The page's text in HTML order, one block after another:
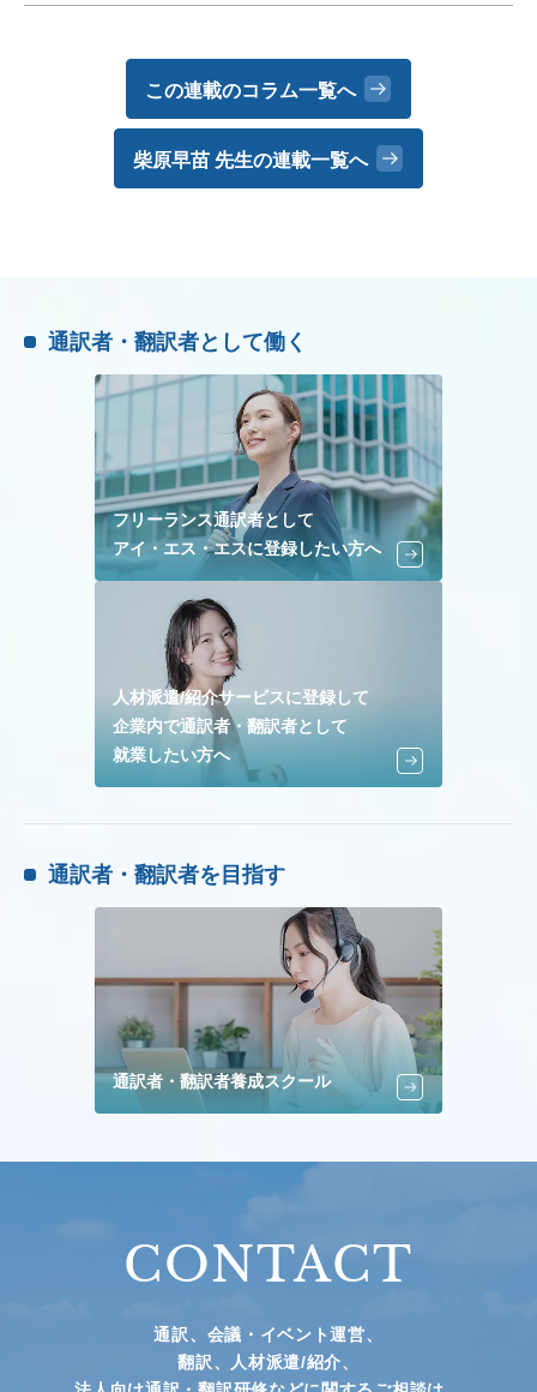
この連載のコラム一覧へ
柴原早苗 先生の連載一覧へ
通訳者・翻訳者として働く
フリーランス通訳者として
アイ・エス・エスに登録したい方へ
人材派遣/紹介サービスに登録して
企業内で通訳者・翻訳者として
就業したい方へ
通訳者・翻訳者を目指す
通訳者・翻訳者養成スクール
CONTACT
通訳、会議・イベント運営、
翻訳、人材派遣/紹介、